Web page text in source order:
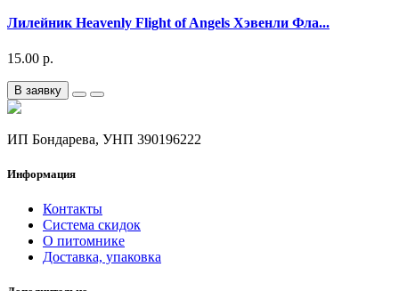
Лилейник Heavenly Flight of Angels Хэвенли Фла...
15.00 р.
В заявку
ИП Бондарева, УНП 390196222
Информация
Контакты
Система скидок
О питомнике
Доставка, упаковка